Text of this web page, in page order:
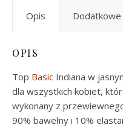
Opis
OPIS
Top Basic Indiana w
dla wszystkich kobiet,
wykonany z
90% bawełny i 10%